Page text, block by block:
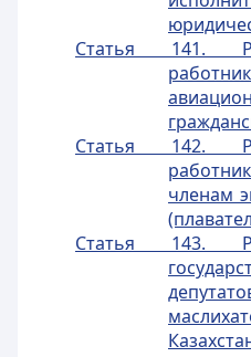
Статья 141.
Статья 142.
членам
Статья 143.